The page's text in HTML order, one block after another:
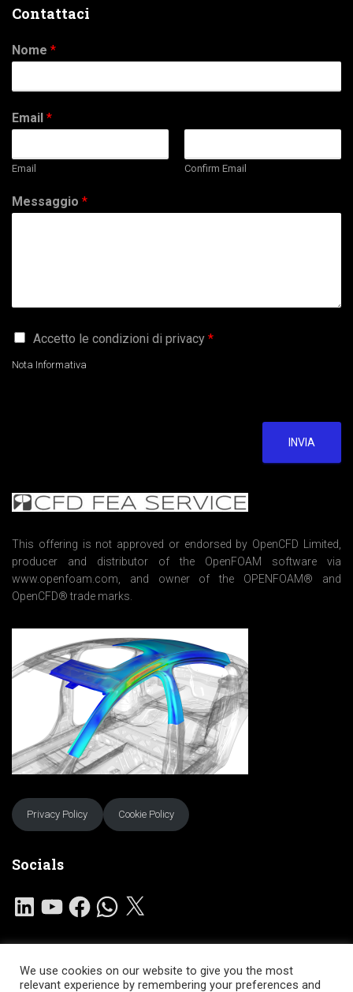
Contattaci
Nome *
Email *
Email Confirm Email
Messaggio *
G
P
e
n
*
Accetto le condizioni di privacy *
Nota Informativa
INVIA
This offering is not approved or endorsed by OpenCFD Limited,
producer and distributor of the OpenFOAM software via
www.openfoam.com, and owner of the OPENFOAM® and
OpenCFD® trade marks.
Privacy Policy Cookie Policy
Socials
L
E
Y
O
U
F
A
B
K
W
H
A
S
P
X
HOME SERVIZI SOFTWARE COMUNITA’
We use cookies on our website to give you the most
relevant experience by remembering your preferences and